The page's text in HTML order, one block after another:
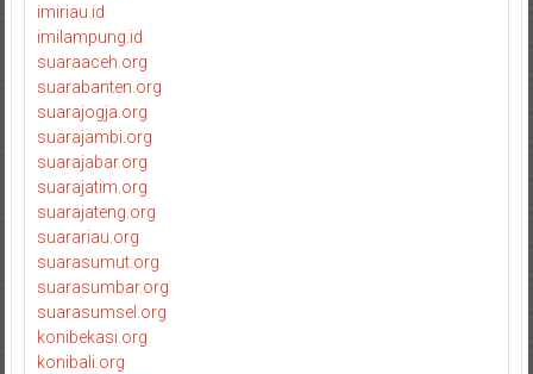
imiriau.id
imilampung.id
suaraaceh.org
suarabanten.org
suarajogja.org
suarajambi.org
suarajabar.org
suarajatim.org
suarajateng.org
suarariau.org
suarasumut.org
suarasumbar.org
suarasumsel.org
konibekasi.org
konibali.org